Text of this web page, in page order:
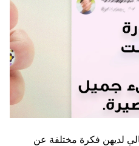
لديهن فكرة مختلفة عن